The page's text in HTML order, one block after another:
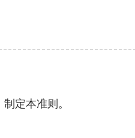
定本准则。